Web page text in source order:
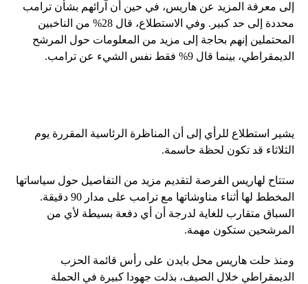
إلى معرفة المزيد عن هاريس، في حين أن آرائهم بشأن ترامب
محددة إلى حد كبير. وفي الاستطلاع، قال 28% من الناخبين
المحتملين إنهم بحاجة إلى مزيد من المعلومات حول المرشح
الديمقراطي، بينما قال 9% فقط نفس الشيء عن ترامب.
يشير استطلاع للرأي إلى أن المناظرة الرئاسية المقررة يوم
الثلاثاء قد تكون لحظة حاسمة.
ستتاح لهاريس الفرصة لتقديم مزيد من التفاصيل حول سياساتها
المخطط لها أثناء مناوشاتها مع ترامب على مدار 90 دقيقة.
السباق متقارب للغاية لدرجة أن أي دفعة بسيطة لأي من
المرشحين ستكون مهمة.
ومنذ حلت هاريس محل بايدن على رأس قائمة الحزب
الديمقراطي خلال الصيف، بذلت جهودا كبيرة في الحملة